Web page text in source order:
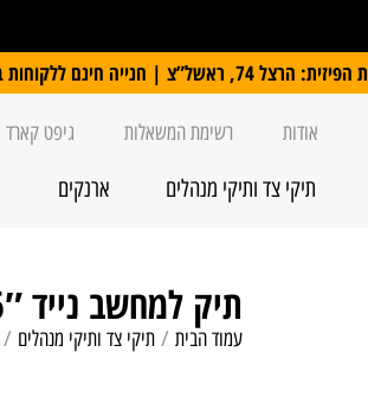
בלבד | משלוחים חינם ברכישה מעל 250 ₪
אודות רשימת המשאלות גיפט קארד
תיקי צד ותיקי מנהלים ארנקים
תיק למחשב נייד 16″ Swiss Wenger Source
עמוד הבית/ תיקי צד ותיקי מנהלים /